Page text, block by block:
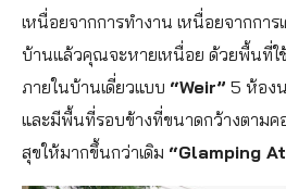
เหนื่อยจากการทำงาน เหนื่อยจากการ
บ้านแล้วคุณจะหายเหนื่อย ด้วยพื้นที่ใ
ภายในบ้านเดี่ยวแบบ “Weir” 5 ห้อง
และมีพื้นที่รอบข้างที่ขนาดกว้างตามค
สุขให้มากขึ้นกว่าเดิม “Glamping